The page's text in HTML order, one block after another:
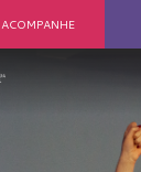
ACOMPANHE